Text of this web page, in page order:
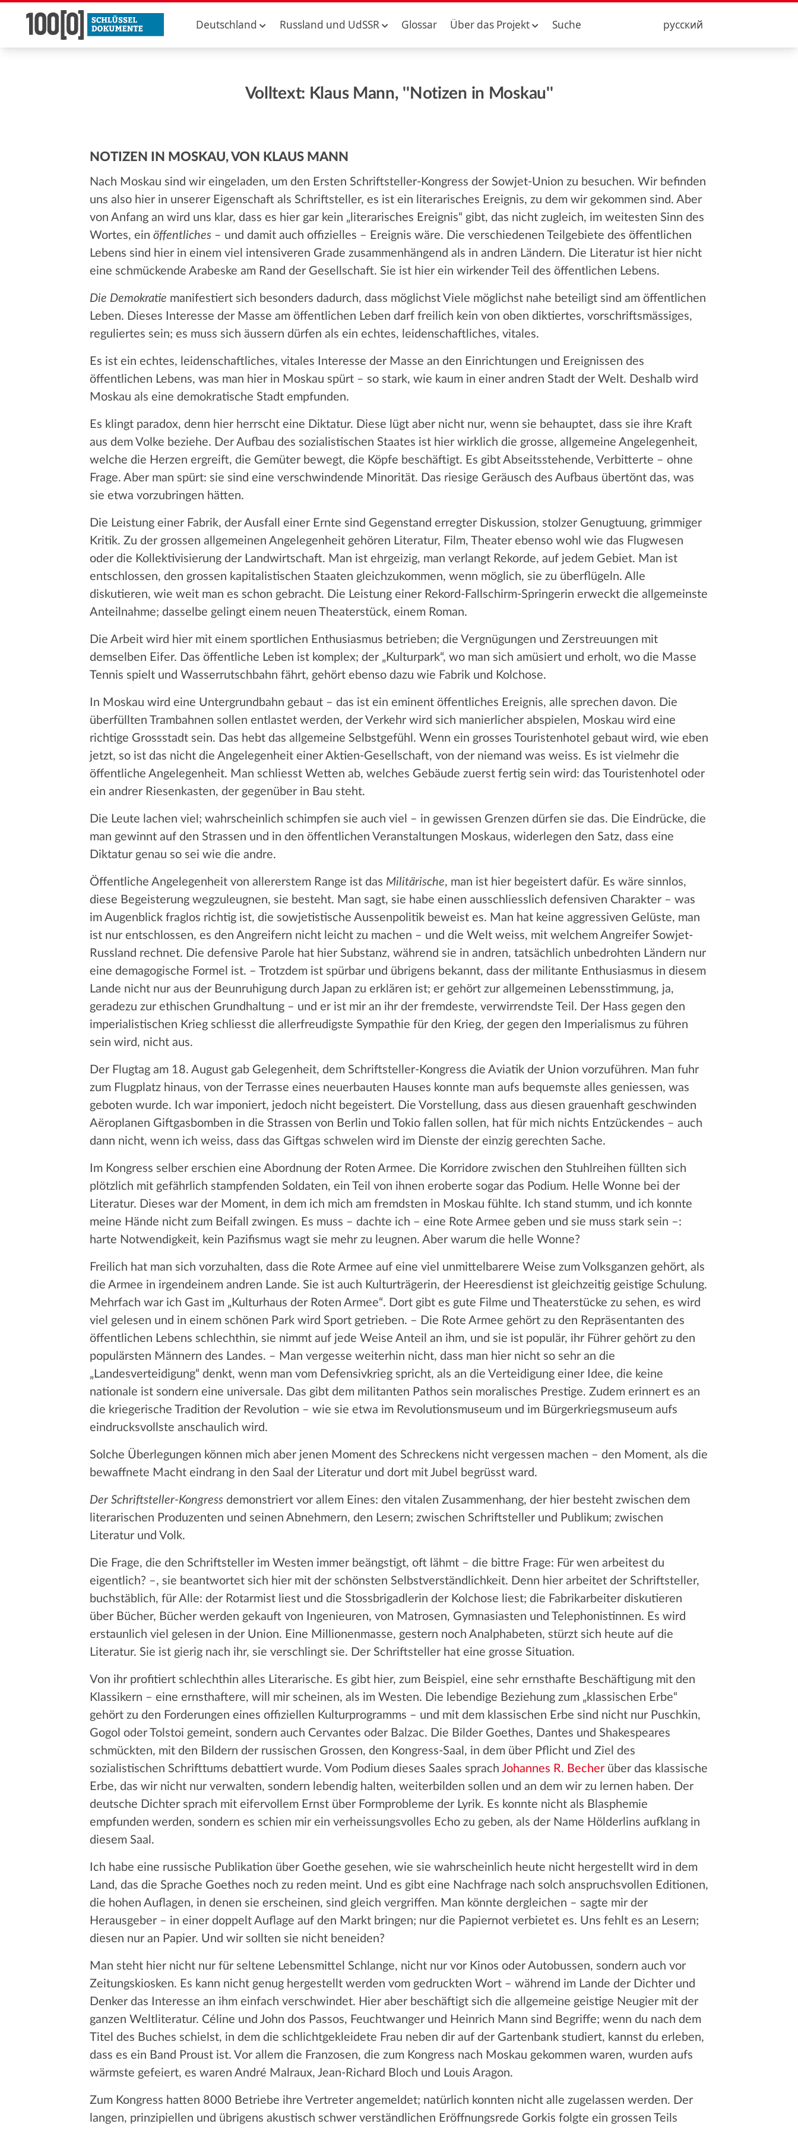
Deutschland Russland und UdSSR Glossar Über das Projekt Suche русский
Volltext: Klaus Mann, ''Notizen in Moskau''
NOTIZEN IN MOSKAU, VON KLAUS MANN
Nach Moskau sind wir eingeladen, um den Ersten Schriftsteller-Kongress der Sowjet-Union zu besuchen. Wir befinden
uns also hier in unserer Eigenschaft als Schriftsteller, es ist ein literarisches Ereignis, zu dem wir gekommen sind. Aber
von Anfang an wird uns klar, dass es hier gar kein „literarisches Ereignis“ gibt, das nicht zugleich, im weitesten Sinn des
Wortes, ein öffentliches– und damit auch offizielles – Ereignis wäre. Die verschiedenen Teilgebiete des öffentlichen
Lebens sind hier in einem viel intensiveren Grade zusammenhängend als in andren Ländern. Die Literatur ist hier nicht
eine schmückende Arabeske am Rand der Gesellschaft. Sie ist hier ein wirkender Teil des öffentlichen Lebens.
Die Demokratie manifestiert sich besonders dadurch, dass möglichst Viele möglichst nahe beteiligt sind am öffentlichen
Leben. Dieses Interesse der Masse am öffentlichen Leben darf freilich kein von oben diktiertes, vorschriftsmässiges,
reguliertes sein; es muss sich äussern dürfen als ein echtes, leidenschaftliches, vitales.
Es ist ein echtes, leidenschaftliches, vitales Interesse der Masse an den Einrichtungen und Ereignissen des
öffentlichen Lebens, was man hier in Moskau spürt – so stark, wie kaum in einer andren Stadt der Welt. Deshalb wird
Moskau als eine demokratische Stadt empfunden.
Es klingt paradox, denn hier herrscht eine Diktatur. Diese lügt aber nicht nur, wenn sie behauptet, dass sie ihre Kraft
aus dem Volke beziehe. Der Aufbau des sozialistischen Staates ist hier wirklich die grosse, allgemeine Angelegenheit,
welche die Herzen ergreift, die Gemüter bewegt, die Köpfe beschäftigt. Es gibt Abseitsstehende, Verbitterte – ohne
Frage. Aber man spürt: sie sind eine verschwindende Minorität. Das riesige Geräusch des Aufbaus übertönt das, was
sie etwa vorzubringen hätten.
Die Leistung einer Fabrik, der Ausfall einer Ernte sind Gegenstand erregter Diskussion, stolzer Genugtuung, grimmiger
Kritik. Zu der grossen allgemeinen Angelegenheit gehören Literatur, Film, Theater ebenso wohl wie das Flugwesen
oder die Kollektivisierung der Landwirtschaft. Man ist ehrgeizig, man verlangt Rekorde, auf jedem Gebiet. Man ist
entschlossen, den grossen kapitalistischen Staaten gleichzukommen, wenn möglich, sie zu überflügeln. Alle
diskutieren, wie weit man es schon gebracht. Die Leistung einer Rekord-Fallschirm-Springerin erweckt die allgemeinste
Anteilnahme; dasselbe gelingt einem neuen Theaterstück, einem Roman.
Die Arbeit wird hier mit einem sportlichen Enthusiasmus betrieben; die Vergnügungen und Zerstreuungen mit
demselben Eifer. Das öffentliche Leben ist komplex; der „Kulturpark“, wo man sich amüsiert und erholt, wo die Masse
Tennis spielt und Wasserrutschbahn fährt, gehört ebenso dazu wie Fabrik und Kolchose.
In Moskau wird eine Untergrundbahn gebaut – das ist ein eminent öffentliches Ereignis, alle sprechen davon. Die
überfüllten Trambahnen sollen entlastet werden, der Verkehr wird sich manierlicher abspielen, Moskau wird eine
richtige Grossstadt sein. Das hebt das allgemeine Selbstgefühl. Wenn ein grosses Touristenhotel gebaut wird, wie eben
jetzt, so ist das nicht die Angelegenheit einer Aktien-Gesellschaft, von der niemand was weiss. Es ist vielmehr die
öffentliche Angelegenheit. Man schliesst Wetten ab, welches Gebäude zuerst fertig sein wird: das Touristenhotel oder
ein andrer Riesenkasten, der gegenüber in Bau steht.
Die Leute lachen viel; wahrscheinlich schimpfen sie auch viel – in gewissen Grenzen dürfen sie das. Die Eindrücke, die
man gewinnt auf den Strassen und in den öffentlichen Veranstaltungen Moskaus, widerlegen den Satz, dass eine
Diktatur genau so sei wie die andre.
Öffentliche Angelegenheit von allererstem Range ist das Militärische, man ist hier begeistert dafür. Es wäre sinnlos,
diese Begeisterung wegzuleugnen, sie besteht. Man sagt, sie habe einen ausschliesslich defensiven Charakter – was
im Augenblick fraglos richtig ist, die sowjetistische Aussenpolitik beweist es. Man hat keine aggressiven Gelüste, man
ist nur entschlossen, es den Angreifern nicht leicht zu machen – und die Welt weiss, mit welchem Angreifer Sowjet-
Russland rechnet. Die defensive Parole hat hier Substanz, während sie in andren, tatsächlich unbedrohten Ländern nur
eine demagogische Formel ist. – Trotzdem ist spürbar und übrigens bekannt, dass der militante Enthusiasmus in diesem
Lande nicht nur aus der Beunruhigung durch Japan zu erklären ist; er gehört zur allgemeinen Lebensstimmung, ja,
geradezu zur ethischen Grundhaltung – und er ist mir an ihr der fremdeste, verwirrendste Teil. Der Hass gegen den
imperialistischen Krieg schliesst die allerfreudigste Sympathie für den Krieg, der gegen den Imperialismus zu führen
sein wird, nicht aus.
Der Flugtag am 18. August gab Gelegenheit, dem Schriftsteller-Kongress die Aviatik der Union vorzuführen. Man fuhr
zum Flugplatz hinaus, von der Terrasse eines neuerbauten Hauses konnte man aufs bequemste alles geniessen, was
geboten wurde. Ich war imponiert, jedoch nicht begeistert. Die Vorstellung, dass aus diesen grauenhaft geschwinden
Aёroplanen Giftgasbomben in die Strassen von Berlin und Tokio fallen sollen, hat für mich nichts Entzückendes – auch
dann nicht, wenn ich weiss, dass das Giftgas schwelen wird im Dienste der einzig gerechten Sache.
Im Kongress selber erschien eine Abordnung der Roten Armee. Die Korridore zwischen den Stuhlreihen füllten sich
plötzlich mit gefährlich stampfenden Soldaten, ein Teil von ihnen eroberte sogar das Podium. Helle Wonne bei der
Literatur. Dieses war der Moment, in dem ich mich am fremdsten in Moskau fühlte. Ich stand stumm, und ich konnte
meine Hände nicht zum Beifall zwingen. Es muss – dachte ich – eine Rote Armee geben und sie muss stark sein –:
harte Notwendigkeit, kein Pazifismus wagt sie mehr zu leugnen. Aber warum die helle Wonne?
Freilich hat man sich vorzuhalten, dass die Rote Armee auf eine viel unmittelbarere Weise zum Volksganzen gehört, als
die Armee in irgendeinem andren Lande. Sie ist auch Kulturträgerin, der Heeresdienst ist gleichzeitig geistige Schulung.
Mehrfach war ich Gast im „Kulturhaus der Roten Armee“. Dort gibt es gute Filme und Theaterstücke zu sehen, es wird
viel gelesen und in einem schönen Park wird Sport getrieben. – Die Rote Armee gehört zu den Repräsentanten des
öffentlichen Lebens schlechthin, sie nimmt auf jede Weise Anteil an ihm, und sie ist populär, ihr Führer gehört zu den
populärsten Männern des Landes. – Man vergesse weiterhin nicht, dass man hier nicht so sehr an die
„Landesverteidigung“ denkt, wenn man vom Defensivkrieg spricht, als an die Verteidigung einer Idee, die keine
nationale ist sondern eine universale. Das gibt dem militanten Pathos sein moralisches Prestige. Zudem erinnert es an
die kriegerische Tradition der Revolution – wie sie etwa im Revolutionsmuseum und im Bürgerkriegsmuseum aufs
eindrucksvollste anschaulich wird.
Solche Überlegungen können mich aber jenen Moment des Schreckens nicht vergessen machen – den Moment, als die
bewaffnete Macht eindrang in den Saal der Literatur und dort mit Jubel begrüsst ward.
Der Schriftsteller-Kongressdemonstriert vor allem Eines: den vitalen Zusammenhang, der hier besteht zwischen dem
literarischen Produzenten und seinen Abnehmern, den Lesern; zwischen Schriftsteller und Publikum; zwischen
Literatur und Volk.
Die Frage, die den Schriftsteller im Westen immer beängstigt, oft lähmt – die bittre Frage: Für wen arbeitest du
eigentlich? –, sie beantwortet sich hier mit der schönsten Selbstverständlichkeit. Denn hier arbeitet der Schriftsteller,
buchstäblich, für Alle: der Rotarmist liest und die Stossbrigadlerin der Kolchose liest; die Fabrikarbeiter diskutieren
über Bücher, Bücher werden gekauft von Ingenieuren, von Matrosen, Gymnasiasten und Telephonistinnen. Es wird
erstaunlich viel gelesen in der Union. Eine Millionenmasse, gestern noch Analphabeten, stürzt sich heute auf die
Literatur. Sie ist gierig nach ihr, sie verschlingt sie. Der Schriftsteller hat eine grosse Situation.
Von ihr profitiert schlechthin alles Literarische. Es gibt hier, zum Beispiel, eine sehr ernsthafte Beschäftigung mit den
Klassikern – eine ernsthaftere, will mir scheinen, als im Westen. Die lebendige Beziehung zum „klassischen Erbe“
gehört zu den Forderungen eines offiziellen Kulturprogramms – und mit dem klassischen Erbe sind nicht nur Puschkin,
Gogol oder Tolstoi gemeint, sondern auch Cervantes oder Balzac. Die Bilder Goethes, Dantes und Shakespeares
schmückten, mit den Bildern der russischen Grossen, den Kongress-Saal, in dem über Pflicht und Ziel des
sozialistischen Schrifttums debattiert wurde. Vom Podium dieses Saales sprach Johannes R. Becherüber das klassische
Erbe, das wir nicht nur verwalten, sondern lebendig halten, weiterbilden sollen und an dem wir zu lernen haben. Der
deutsche Dichter sprach mit eifervollem Ernst über Formprobleme der Lyrik. Es konnte nicht als Blasphemie
empfunden werden, sondern es schien mir ein verheissungsvolles Echo zu geben, als der Name Hölderlins aufklang in
diesem Saal.
Ich habe eine russische Publikation über Goethe gesehen, wie sie wahrscheinlich heute nicht hergestellt wird in dem
Land, das die Sprache Goethes noch zu reden meint. Und es gibt eine Nachfrage nach solch anspruchsvollen Editionen,
die hohen Auflagen, in denen sie erscheinen, sind gleich vergriffen. Man könnte dergleichen – sagte mir der
Herausgeber – in einer doppelt Auflage auf den Markt bringen; nur die Papiernot verbietet es. Uns fehlt es an Lesern;
diesen nur an Papier. Und wir sollten sie nicht beneiden?
Man steht hier nicht nur für seltene Lebensmittel Schlange, nicht nur vor Kinos oder Autobussen, sondern auch vor
Zeitungskiosken. Es kann nicht genug hergestellt werden vom gedruckten Wort – während im Lande der Dichter und
Denker das Interesse an ihm einfach verschwindet. Hier aber beschäftigt sich die allgemeine geistige Neugier mit der
ganzen Weltliteratur. Céline und John dos Passos, Feuchtwanger und Heinrich Mann sind Begriffe; wenn du nach dem
Titel des Buches schielst, in dem die schlichtgekleidete Frau neben dir auf der Gartenbank studiert, kannst du erleben,
dass es ein Band Proust ist. Vor allem die Franzosen, die zum Kongress nach Moskau gekommen waren, wurden aufs
wärmste gefeiert, es waren André Malraux, Jean-Richard Bloch und Louis Aragon.
Zum Kongress hatten 8000 Betriebe ihre Vertreter angemeldet; natürlich konnten nicht alle zugelassen werden. Der
langen, prinzipiellen und übrigens akustisch schwer verständlichen Eröffnungsrede Gorkis folgte ein grossen Teils